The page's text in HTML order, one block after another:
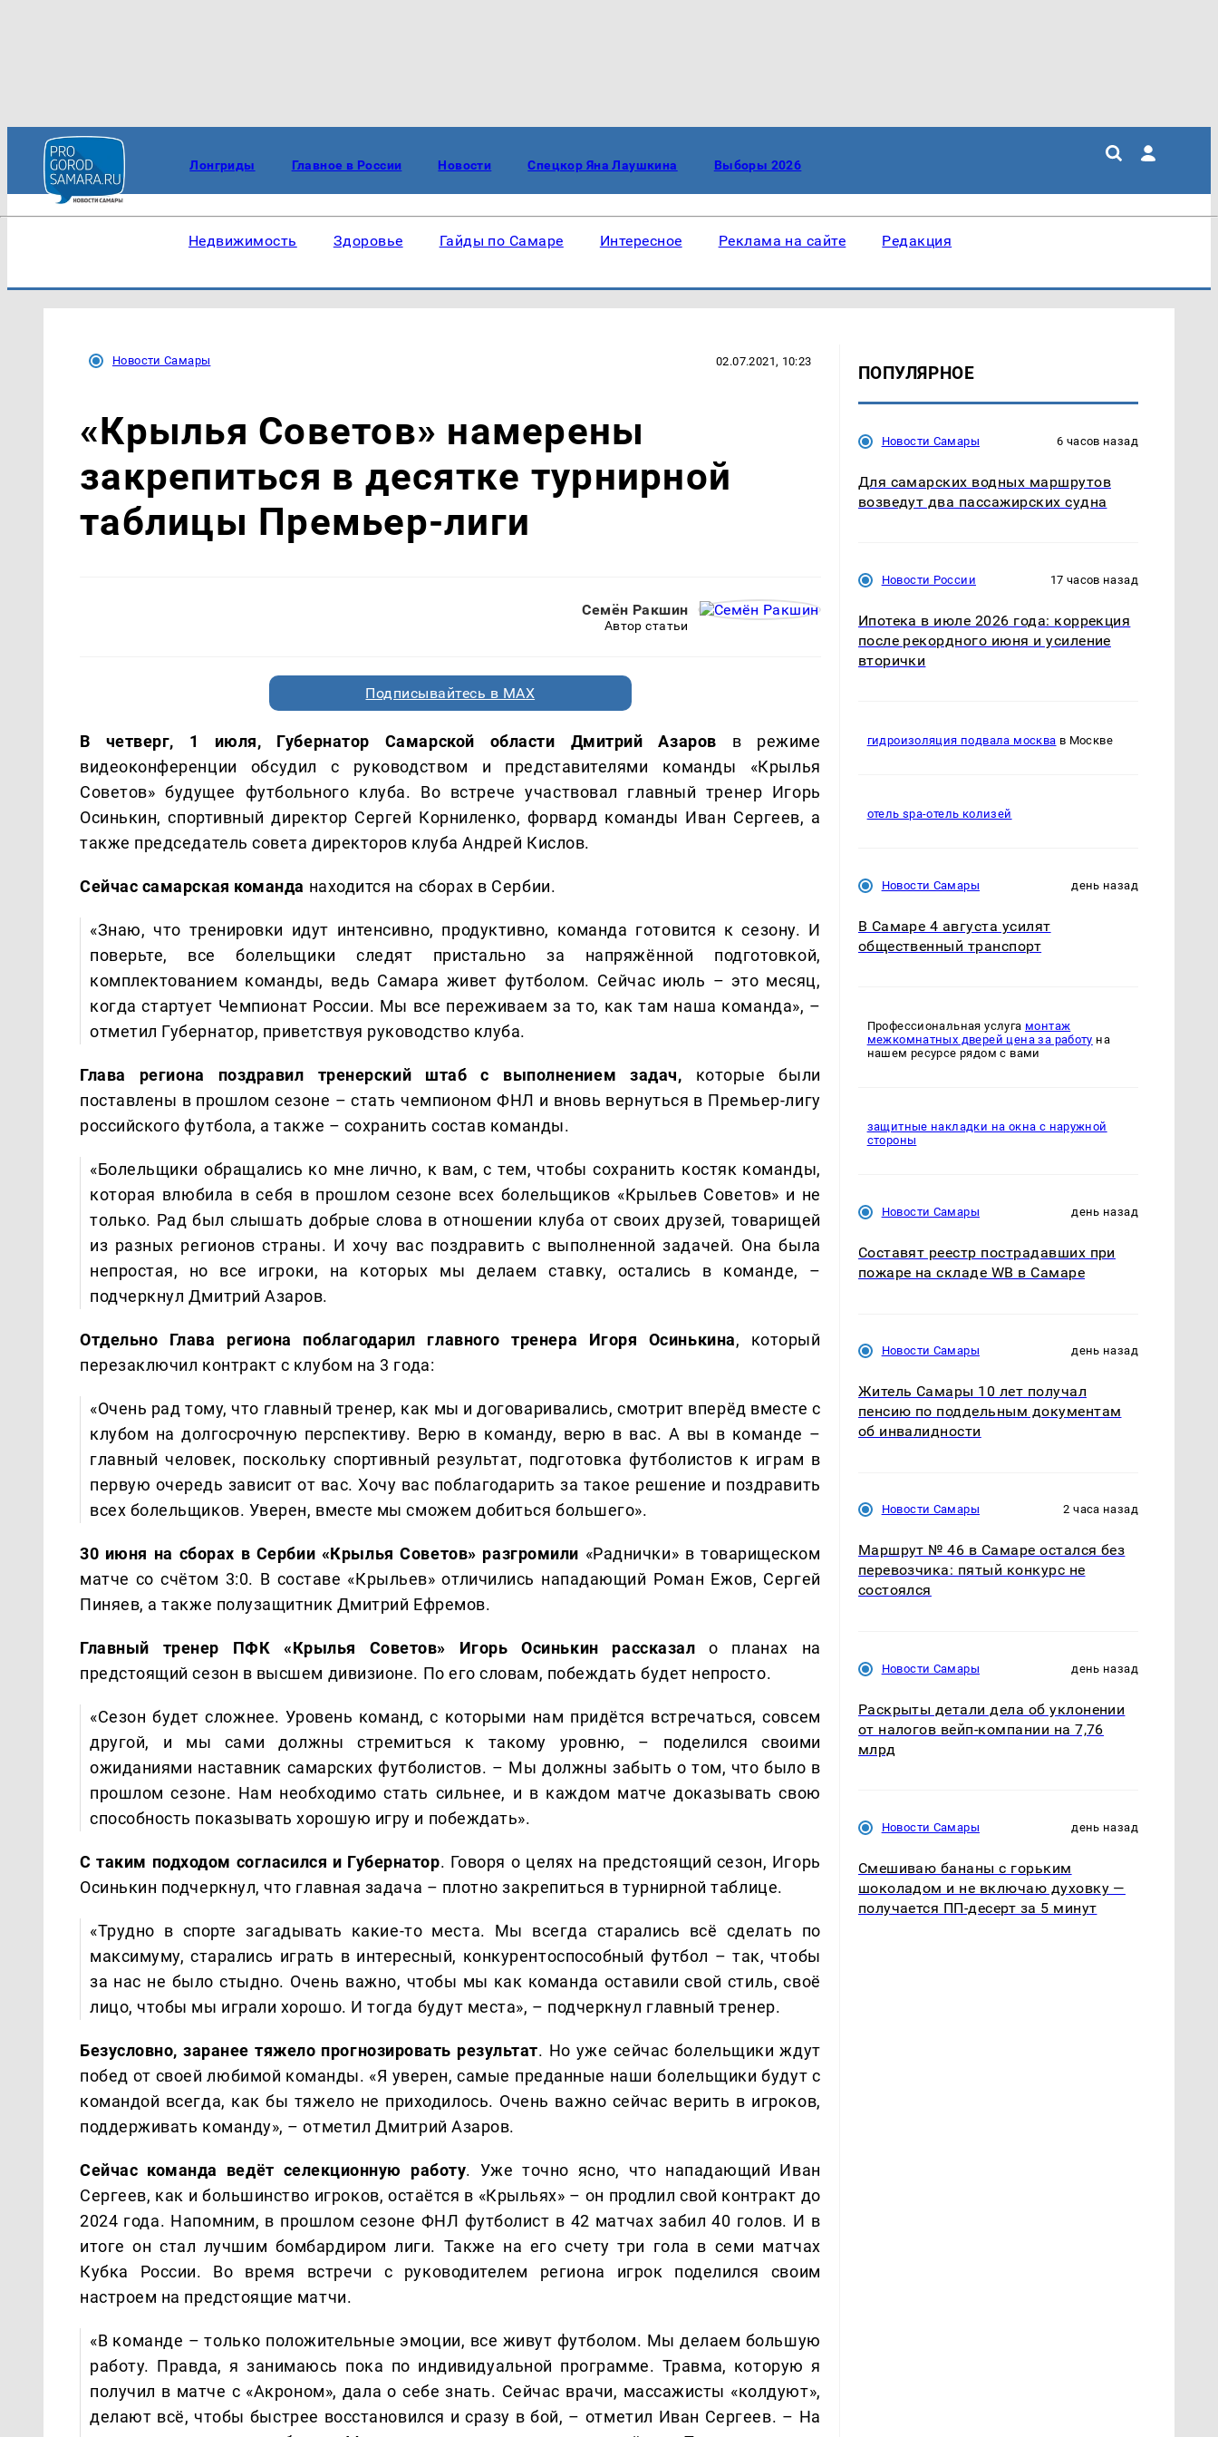
Лонгриды Главное в России Новости Спецкор Яна Лаушкина Выборы 2026
Недвижимость Здоровье Гайды по Самаре Интересное Реклама на сайте Редакция
Новости Самары 02.07.2021, 10:23
«Крылья Советов» намерены
закрепиться в десятке турнирной
таблицы Премьер-лиги
Семён Ракшин
Автор статьи
Подписывайтесь в MAX
В четверг, 1 июля, Губернатор Самарской области Дмитрий Азаров в режиме
видеоконференции обсудил с руководством и представителями команды «Крылья
Советов» будущее футбольного клуба. Во встрече участвовал главный тренер Игорь
Осинькин, спортивный директор Сергей Корниленко, форвард команды Иван Сергеев, а
также председатель совета директоров клуба Андрей Кислов.
Сейчас самарская команда находится на сборах в Сербии.
«Знаю, что тренировки идут интенсивно, продуктивно, команда готовится к сезону. И
поверьте, все болельщики следят пристально за напряжённой подготовкой,
комплектованием команды, ведь Самара живет футболом. Сейчас июль – это месяц,
когда стартует Чемпионат России. Мы все переживаем за то, как там наша команда», –
отметил Губернатор, приветствуя руководство клуба.
Глава региона поздравил тренерский штаб с выполнением задач, которые были
поставлены в прошлом сезоне – стать чемпионом ФНЛ и вновь вернуться в Премьер-лигу
российского футбола, а также – сохранить состав команды.
«Болельщики обращались ко мне лично, к вам, с тем, чтобы сохранить костяк команды,
которая влюбила в себя в прошлом сезоне всех болельщиков «Крыльев Советов» и не
только. Рад был слышать добрые слова в отношении клуба от своих друзей, товарищей
из разных регионов страны. И хочу вас поздравить с выполненной задачей. Она была
непростая, но все игроки, на которых мы делаем ставку, остались в команде, –
подчеркнул Дмитрий Азаров.
Отдельно Глава региона поблагодарил главного тренера Игоря Осинькина, который
перезаключил контракт с клубом на 3 года:
«Очень рад тому, что главный тренер, как мы и договаривались, смотрит вперёд вместе с
клубом на долгосрочную перспективу. Верю в команду, верю в вас. А вы в команде –
главный человек, поскольку спортивный результат, подготовка футболистов к играм в
первую очередь зависит от вас. Хочу вас поблагодарить за такое решение и поздравить
всех болельщиков. Уверен, вместе мы сможем добиться большего».
30 июня на сборах в Сербии «Крылья Советов» разгромили «Раднички» в товарищеском
матче со счётом 3:0. В составе «Крыльев» отличились нападающий Роман Ежов, Сергей
Пиняев, а также полузащитник Дмитрий Ефремов.
Главный тренер ПФК «Крылья Советов» Игорь Осинькин рассказал о планах на
предстоящий сезон в высшем дивизионе. По его словам, побеждать будет непросто.
«Сезон будет сложнее. Уровень команд, с которыми нам придётся встречаться, совсем
другой, и мы сами должны стремиться к такому уровню, – поделился своими
ожиданиями наставник самарских футболистов. – Мы должны забыть о том, что было в
прошлом сезоне. Нам необходимо стать сильнее, и в каждом матче доказывать свою
способность показывать хорошую игру и побеждать».
С таким подходом согласился и Губернатор. Говоря о целях на предстоящий сезон, Игорь
Осинькин подчеркнул, что главная задача – плотно закрепиться в турнирной таблице.
«Трудно в спорте загадывать какие-то места. Мы всегда старались всё сделать по
максимуму, старались играть в интересный, конкурентоспособный футбол – так, чтобы
за нас не было стыдно. Очень важно, чтобы мы как команда оставили свой стиль, своё
лицо, чтобы мы играли хорошо. И тогда будут места», – подчеркнул главный тренер.
Безусловно, заранее тяжело прогнозировать результат. Но уже сейчас болельщики ждут
побед от своей любимой команды. «Я уверен, самые преданные наши болельщики будут с
командой всегда, как бы тяжело не приходилось. Очень важно сейчас верить в игроков,
поддерживать команду», – отметил Дмитрий Азаров.
Сейчас команда ведёт селекционную работу. Уже точно ясно, что нападающий Иван
Сергеев, как и большинство игроков, остаётся в «Крыльях» – он продлил свой контракт до
2024 года. Напомним, в прошлом сезоне ФНЛ футболист в 42 матчах забил 40 голов. И в
итоге он стал лучшим бомбардиром лиги. Также на его счету три гола в семи матчах
Кубка России. Во время встречи с руководителем региона игрок поделился своим
настроем на предстоящие матчи.
«В команде – только положительные эмоции, все живут футболом. Мы делаем большую
работу. Правда, я занимаюсь пока по индивидуальной программе. Травма, которую я
получил в матче с «Акроном», дала о себе знать. Сейчас врачи, массажисты «колдуют»,
делают всё, чтобы быстрее восстановился и сразу в бой, – отметил Иван Сергеев. – На
ПОПУЛЯРНОЕ
Новости Самары 6 часов назад
Для самарских водных маршрутов
возведут два пассажирских судна
Новости России 17 часов назад
Ипотека в июле 2026 года: коррекция
после рекордного июня и усиление
вторички
гидроизоляция подвала москва в Москве
отель spa-отель колизей
Новости Самары день назад
В Самаре 4 августа усилят
общественный транспорт
Профессиональная услуга монтаж
межкомнатных дверей цена за работу на
нашем ресурсе рядом с вами
защитные накладки на окна с наружной
стороны
Новости Самары день назад
Составят реестр пострадавших при
пожаре на складе WB в Самаре
Новости Самары день назад
Житель Самары 10 лет получал
пенсию по поддельным документам
об инвалидности
Новости Самары 2 часа назад
Маршрут № 46 в Самаре остался без
перевозчика: пятый конкурс не
состоялся
Новости Самары день назад
Раскрыты детали дела об уклонении
от налогов вейп-компании на 7,76
млрд
Новости Самары день назад
Смешиваю бананы с горьким
шоколадом и не включаю духовку —
получается ПП-десерт за 5 минут